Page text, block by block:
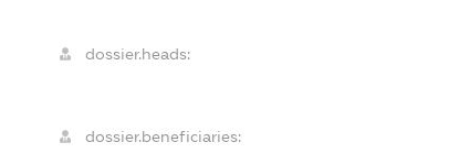
dossier.heads:
dossier.beneficiaries: